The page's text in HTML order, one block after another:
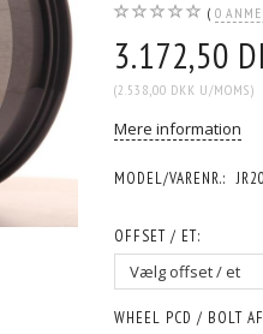
0
3.172,50
(2.538,00 DKK U/MOMS)
Mere information
MODEL/VARENR.:
OFFSET / ET:
WHEEL PCD / BOLT